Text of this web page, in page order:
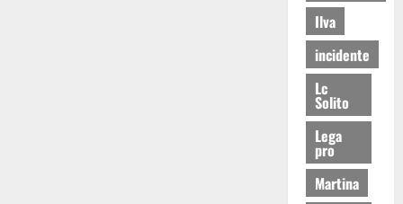
Ilva
incidente
Lc
Solito
Lega
pro
Martina